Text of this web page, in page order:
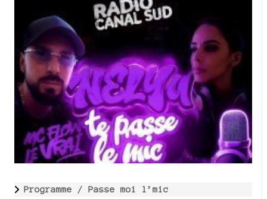
Programme / Passe moi l’mic